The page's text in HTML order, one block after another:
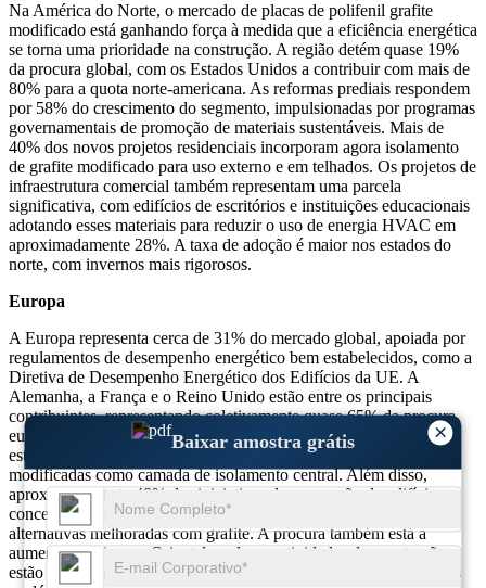
×
Baixar amostra grátis
Na América do Norte, o mercado de placas de polifenil grafite
modificado está ganhando força à medida que a eficiência energética
se torna uma prioridade na construção. A região detém quase 19%
da procura global, com os Estados Unidos a contribuir com mais de
80% para a quota norte-americana. As reformas prediais respondem
por 58% do crescimento do segmento, impulsionadas por programas
governamentais de promoção de materiais sustentáveis. Mais de
40% dos novos projetos residenciais incorporam agora isolamento
de grafite modificado para uso externo e em telhados. Os projetos de
infraestrutura comercial também representam uma parcela
significativa, com edifícios de escritórios e instituições educacionais
adotando esses materiais para reduzir o uso de energia HVAC em
aproximadamente 28%. A taxa de adoção é maior nos estados do
norte, com invernos mais rigorosos.
Europa
A Europa representa cerca de 31% do mercado global, apoiada por
regulamentos de desempenho energético bem estabelecidos, como a
Diretiva de Desempenho Energético dos Edifícios da UE. A
Alemanha, a França e o Reino Unido estão entre os principais
contribuintes, representando coletivamente quase 65% da procura
europeia. Mais de 52% dos novos desenvolvimentos de infra-
estruturas públicas em zonas urbanas incluem placas de grafite
modificadas como camada de isolamento central. Além disso,
aproximadamente 48% das iniciativas de renovação de edifícios
concentram-se na substituição de isolamentos obsoletos por
alternativas melhoradas com grafite. A procura também está a
aumentar na Europa Oriental, onde as actividades de construção
estão a crescer e os subsídios governamentais promovem materiais